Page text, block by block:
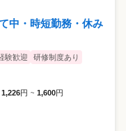
中・時短勤務・休み
験歓迎
研修制度あり
1,226円 ~ 1,600円